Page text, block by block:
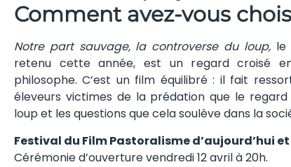
Comment avez-vous
Notre part sauvage, la controverse du loup,le
retenu cette année, est un regard croisé
philosophe. C’est un film équilibré : il fait
éleveurs victimes de la prédation que le
loup et les questions que cela soulève dans la
Festival du Film Pastoralisme d’aujourd’hui
Cérémonie d’ouverture vendredi 12 avril à 20h.